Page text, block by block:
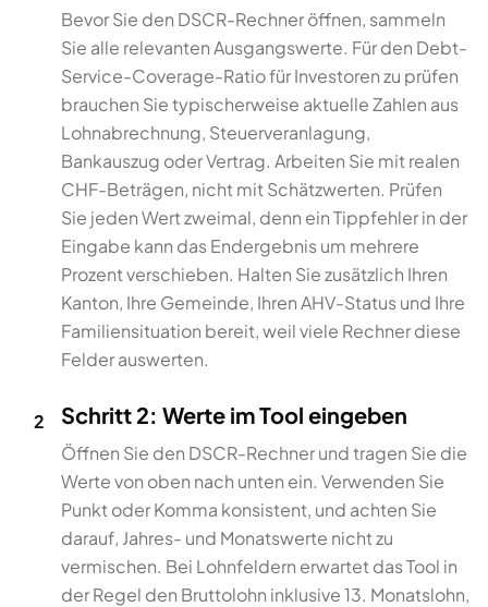
Bevor Sie den DSCR-Rechner öffnen, sammeln
Sie alle relevanten Ausgangswerte. Für den Debt-
Service-Coverage-Ratio für Investoren zu prüfen
brauchen Sie typischerweise aktuelle Zahlen aus
Lohnabrechnung, Steuerveranlagung,
Bankauszug oder Vertrag. Arbeiten Sie mit realen
CHF-Beträgen, nicht mit Schätzwerten. Prüfen
Sie jeden Wert zweimal, denn ein Tippfehler in der
Eingabe kann das Endergebnis um mehrere
Prozent verschieben. Halten Sie zusätzlich Ihren
Kanton, Ihre Gemeinde, Ihren AHV-Status und Ihre
Familiensituation bereit, weil viele Rechner diese
Felder auswerten.
2 Schritt 2: Werte im Tool eingeben
Öffnen Sie den DSCR-Rechner und tragen Sie die
Werte von oben nach unten ein. Verwenden Sie
Punkt oder Komma konsistent, und achten Sie
darauf, Jahres- und Monatswerte nicht zu
vermischen. Bei Lohnfeldern erwartet das Tool in
der Regel den Bruttolohn inklusive 13. Monatslohn,